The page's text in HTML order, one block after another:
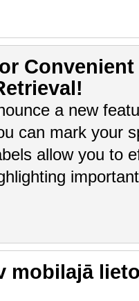
a new
can mark your
allow you to
mobilajā